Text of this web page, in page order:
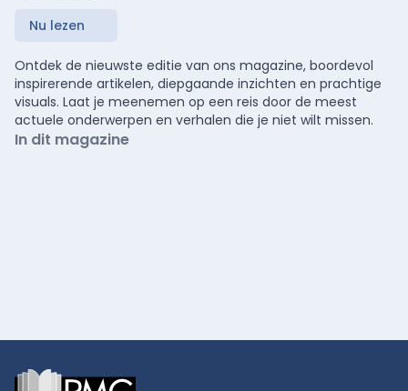
Nu lezen
Ontdek de nieuwste editie van ons magazine, boordevol
inspirerende artikelen, diepgaande inzichten en prachtige
visuals. Laat je meenemen op een reis door de meest
actuele onderwerpen en verhalen die je niet wilt missen.
In dit magazine
Footer